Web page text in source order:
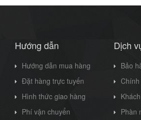
Hướng dẫn
Hướng dẫn mua hàng
Đặt hàng trực tuyến
Hình thức giao hàng
Phí vận chuyển
Dịch
Bảo
Phàn